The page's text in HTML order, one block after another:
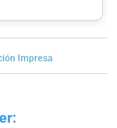
Impresa